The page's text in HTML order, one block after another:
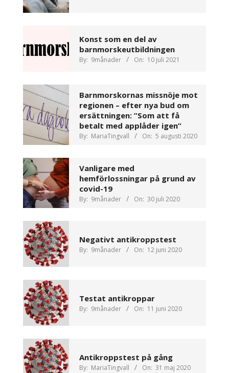
Konst som en del av
barnmorskeutbildningen
By: 9månader On: 10 juli 2021
Barnmorskornas missnöje mot
regionen – efter nya bud om
ersättningen: ”Som att få
betalt med applåder igen”
By: MariaTingvall On: 5 augusti 2020
Vanligare med
hemförlossningar på grund av
covid-19
By: 9månader On: 30 juli 2020
Negativt antikroppstest
By: 9månader On: 12 juni 2020
Testat antikroppar
By: 9månader On: 11 juni 2020
Antikroppstest på gång
By: MariaTingvall On: 31 maj 2020